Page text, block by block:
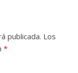
publicada. Los
*